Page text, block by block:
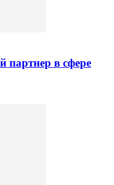
в сфере